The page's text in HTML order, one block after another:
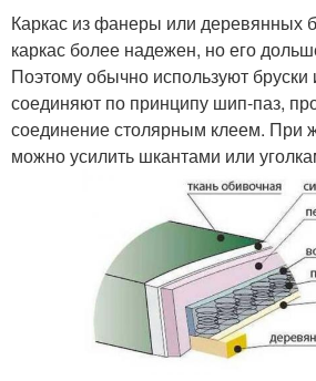
Каркас из фанеры или деревянных
каркас более надежен, но его
Поэтому обычно используют
соединяют по принципу шип-паз,
соединение столярным клеем. При
можно усилить шкантами или